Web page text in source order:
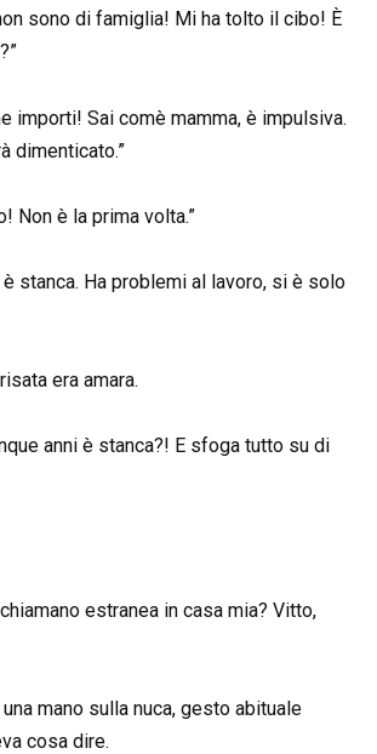
sono di famiglia! Mi ha tolto il cibo! È
importi! Sai comè mamma, è impulsiva.
dimenticato.”
Non è la prima volta.”
è stanca. Ha problemi al lavoro, si è solo
era amara.
anni è stanca?! E sfoga tutto su di
estranea in casa mia? Vitto,
mano sulla nuca, gesto abituale
cosa dire.